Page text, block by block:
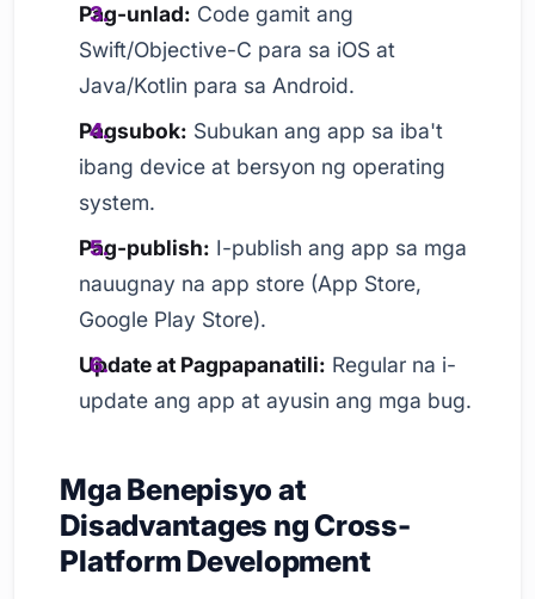
Pag-unlad: Code gamit ang
Swift/Objective-C para sa iOS at
Java/Kotlin para sa Android.
Pagsubok: Subukan ang app sa iba't
ibang device at bersyon ng operating
system.
Pag-publish: I-publish ang app sa mga
nauugnay na app store (App Store,
Google Play Store).
Update at Pagpapanatili: Regular na i-
update ang app at ayusin ang mga bug.
Mga Benepisyo at
Disadvantages ng Cross-
Platform Development